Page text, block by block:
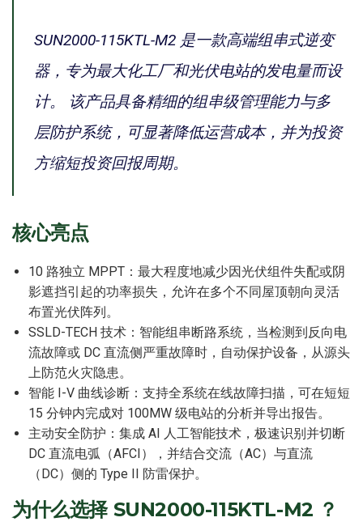
SUN2000-115KTL-M2 是一款高端组串式逆变
器，专为最大化工厂和光伏电站的发电量而设
计。 该产品具备精细的组串级管理能力与多
层防护系统，可显著降低运营成本，并为投资
方缩短投资回报周期。
核心亮点
10 路独立 MPPT：最大程度地减少因光伏组件失配或阴
影遮挡引起的功率损失，允许在多个不同屋顶朝向灵活
布置光伏阵列。
SSLD-TECH 技术：智能组串断路系统，当检测到反向电
流故障或 DC 直流侧严重故障时，自动保护设备，从源头
上防范火灾隐患。
智能 I-V 曲线诊断：支持全系统在线故障扫描，可在短短
15 分钟内完成对 100MW 级电站的分析并导出报告。
主动安全防护：集成 AI 人工智能技术，极速识别并切断
DC 直流电弧（AFCI），并结合交流（AC）与直流
（DC）侧的 Type II 防雷保护。
为什么选择 SUN2000-115KTL-M2 ？